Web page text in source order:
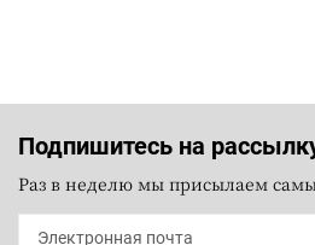
Подпишитесь на
Раз в неделю мы присылаем